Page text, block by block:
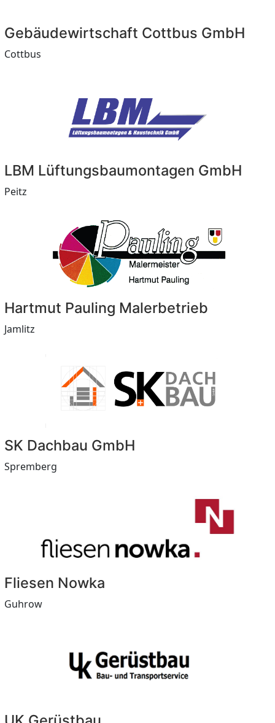
Gebäudewirtschaft Cottbus GmbH
Cottbus
LBM Lüftungsbaumontagen GmbH
Peitz
Hartmut Pauling Malerbetrieb
Jamlitz
SK Dachbau GmbH
Spremberg
Fliesen Nowka
Guhrow